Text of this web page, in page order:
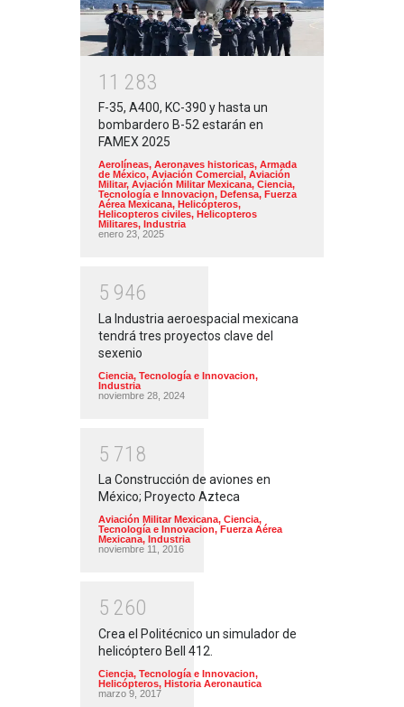
1 1 283
F-35, A400, KC-390 y hasta un
bombardero B-52 estarán en
FAMEX 2025
Aerolíneas, Aeronaves historicas, Armada
de México, Aviación Comercial, Aviación
Militar, Aviación Militar Mexicana, Ciencia,
Tecnología e Innovacion, Defensa, Fuerza
Aérea Mexicana, Helicópteros,
Helicopteros civiles, Helicopteros
Militares, Industria
enero 23, 2025
5 946
La Industria aeroespacial mexicana
tendrá tres proyectos clave del
sexenio
Ciencia, Tecnología e Innovacion,
Industria
noviembre 28, 2024
5 71 8
La Construcción de aviones en
México; Proyecto Azteca
Aviación Militar Mexicana, Ciencia,
Tecnología e Innovacion, Fuerza Aérea
Mexicana, Industria
noviembre 11, 2016
5 260
Crea el Politécnico un simulador de
helicóptero Bell 412.
Ciencia, Tecnología e Innovacion,
Helicópteros, Historia Aeronautica
marzo 9, 2017